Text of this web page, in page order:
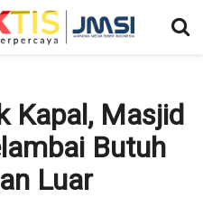
Kapal, Masjid
Butuh
Luar